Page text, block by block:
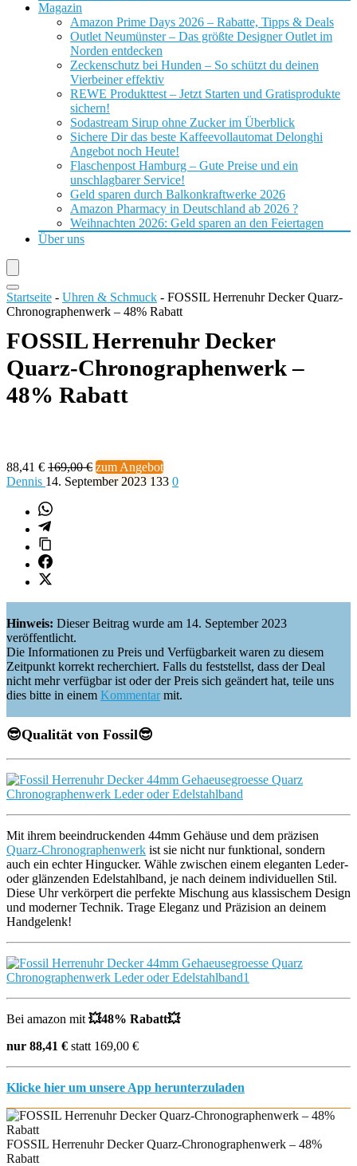
Magazin
Amazon Prime Days 2026 – Rabatte, Tipps & Deals
Outlet Neumünster – Das größte Designer Outlet im
Norden entdecken
Zeckenschutz bei Hunden – So schützt du deinen
Vierbeiner effektiv
REWE Produkttest – Jetzt Starten und Gratisprodukte
sichern!
Sodastream Sirup ohne Zucker im Überblick
Sichere Dir das beste Kaffeevollautomat Delonghi
Angebot noch Heute!
Flaschenpost Hamburg – Gute Preise und ein
unschlagbarer Service!
Geld sparen durch Balkonkraftwerke 2026
Amazon Pharmacy in Deutschland ab 2026 ?
Weihnachten 2026: Geld sparen an den Feiertagen
Über uns
Startseite - Uhren & Schmuck - FOSSIL Herrenuhr Decker Quarz-
Chronographenwerk – 48% Rabatt
FOSSIL Herrenuhr Decker
Quarz-Chronographenwerk –
48% Rabatt
88,41 € 169,00 € zum Angebot
Dennis 14. September 2023 133 0
Hinweis: Dieser Beitrag wurde am 14. September 2023
veröffentlicht.
Die Informationen zu Preis und Verfügbarkeit waren zu diesem
Zeitpunkt korrekt recherchiert. Falls du feststellst, dass der Deal
nicht mehr verfügbar ist oder der Preis sich geändert hat, teile uns
dies bitte in einem Kommentarmit.
😎Qualität von Fossil😎
Mit ihrem beeindruckenden 44mm Gehäuse und dem präzisen
Quarz-Chronographenwerk ist sie nicht nur funktional, sondern
auch ein echter Hingucker. Wähle zwischen einem eleganten Leder-
oder glänzenden Edelstahlband, je nach deinem individuellen Stil.
Diese Uhr verkörpert die perfekte Mischung aus klassischem Design
und moderner Technik. Trage Eleganz und Präzision an deinem
Handgelenk!
Bei amazon mit 💥48% Rabatt💥
nur 88,41 € statt 169,00 €
Klicke hier um unsere App herunterzuladen
FOSSIL Herrenuhr Decker Quarz-Chronographenwerk – 48%
Rabatt